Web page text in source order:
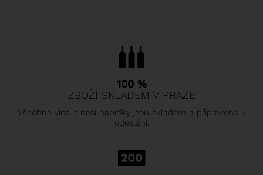
100 %
ZBOŽÍ SKLADEM V PRAZE
Všechna vína z naší nabídky jsou skladem a připravena k
odeslání.